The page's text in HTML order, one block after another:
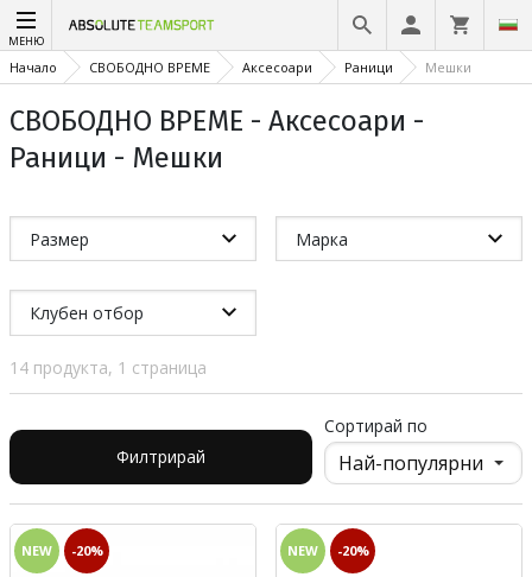
МЕНЮ
Начало СВОБОДНО ВРЕМЕ Аксесоари Раници Мешки
СВОБОДНО ВРЕМЕ - Аксесоари -
Раници - Мешки
Размер Марка
Клубен отбор
14 продукта, 1 страница
Филтрирай
Сортирай по
NEW -20% NEW -20%